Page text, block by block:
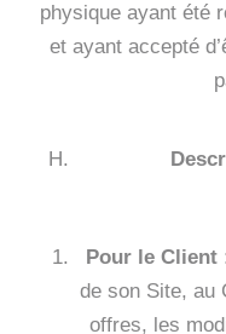
physique ayant été
et ayant accepté
Pour le Client
de son Site, au
offres, les